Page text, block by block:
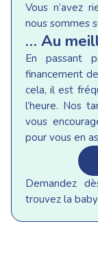
Vous n’avez
nous sommes
… Au
En passant
financement
cela, il est
l’heure. Nos
vous
pour vous en
Demandez
trouvez la